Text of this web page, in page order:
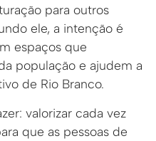
para outros
ele, a intenção é
espaços que
população e ajudem a
de Rio Branco.
valorizar cada vez
que as pessoas de